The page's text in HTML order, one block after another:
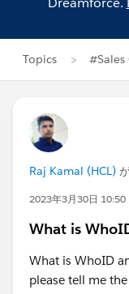
Topics #Sales
Raj Kamal (HCL)
2023年3月30日 10:50
What is
What is WhoID
please tell me